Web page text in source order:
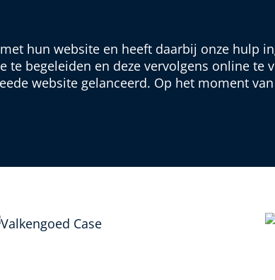
hun website en heeft daarbij onze hulp
begeleiden en deze vervolgens online te
website gelanceerd. Op het moment